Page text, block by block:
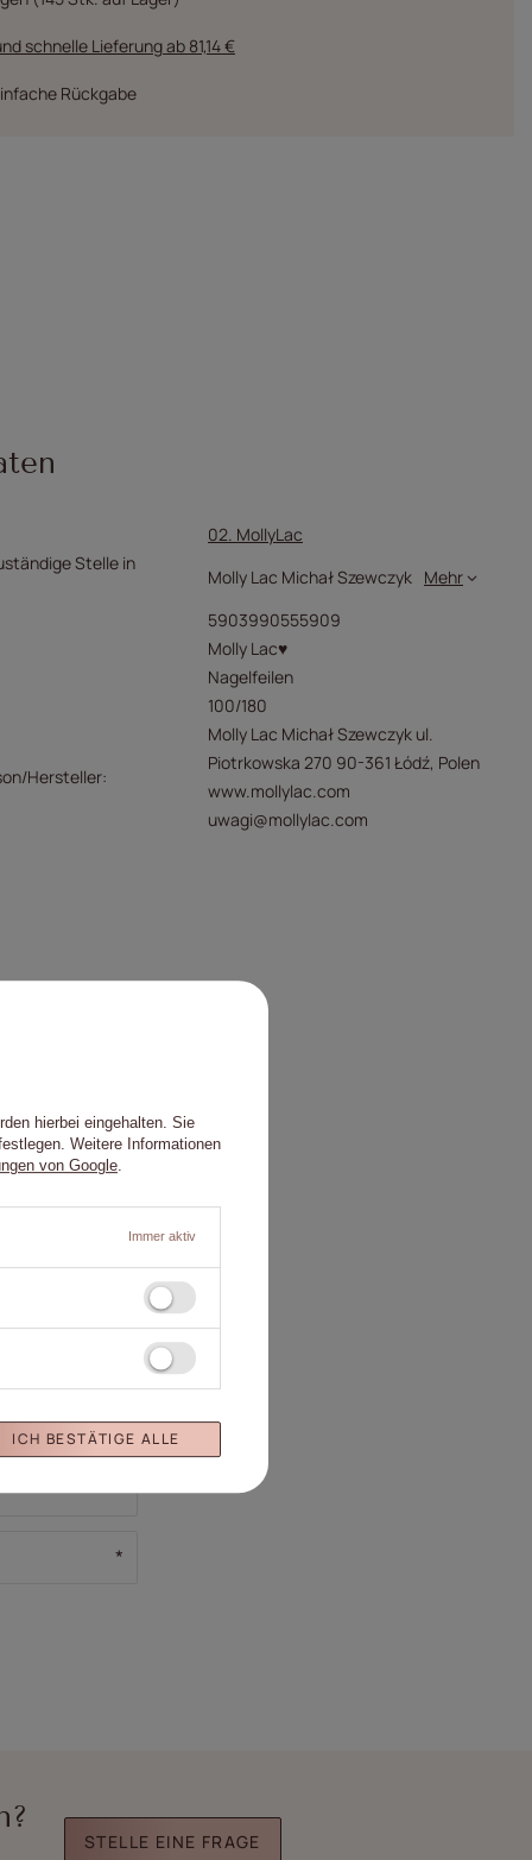
schnelle Lieferungab 81,14 €
Rückgabe
02. MollyLac
Stelle in
Molly Lac Michał Szewczyk Mehr
5903990555909
Molly Lac♥
Nagelfeilen
100/180
Hersteller
Molly Lac Michał Szewczyk ul.
Piotrkowska 270 90-361 Łódź, Polen
www.mollylac.com
uwagi@mollylac.com
STELLE EINE FRAGE
hierbei eingehalten. Sie
Weitere Informationen
von Google
Immer aktiv
ICH BESTÄTIGE ALLE